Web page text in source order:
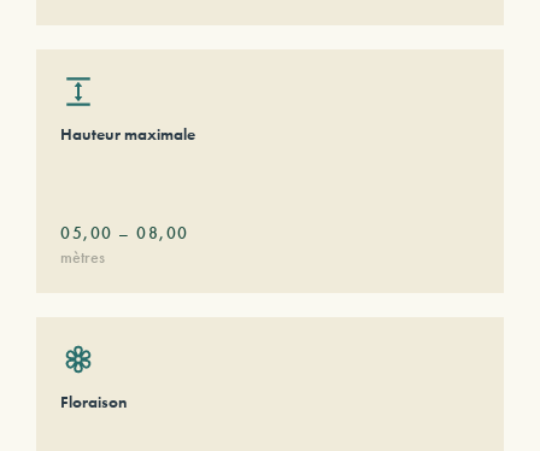
Hauteur maximale
05,00 – 08,00
mètres
Floraison